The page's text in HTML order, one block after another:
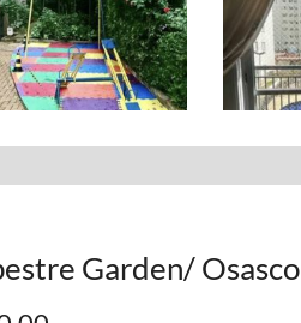
Garden/ Osasco